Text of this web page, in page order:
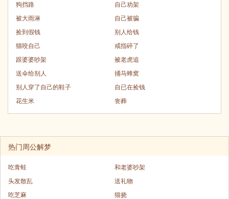
狗挡路
自己劝架
被大雨淋
自己被骗
捡到假钱
别人给钱
猫咬自己
戒指碎了
跟婆婆吵架
被老虎追
送伞给别人
捅马蜂窝
别人穿了自己的鞋子
自已在捡钱
花生米
丧葬
热门周公解梦
吃青蛙
和老婆吵架
头发散乱
送礼物
吃芝麻
猫挠